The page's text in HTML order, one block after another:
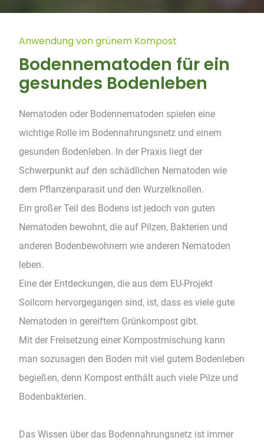
Anwendung von grünem Kompost
Bodennematoden für ein
gesundes Bodenleben
Nematoden oder Bodennematoden spielen eine
wichtige Rolle im Bodennahrungsnetz und einem
gesunden Bodenleben. In der Praxis liegt der
Schwerpunkt auf den schädlichen Nematoden wie
dem Pflanzenparasit und den Wurzelknollen.
Ein großer Teil des Bodens ist jedoch von guten
Nematoden bewohnt, die auf Pilzen, Bakterien und
anderen Bodenbewohnern wie anderen Nematoden
leben.
Eine der Entdeckungen, die aus dem EU-Projekt
Soilcom hervorgegangen sind, ist, dass es viele gute
Nematoden in gereiftem Grünkompost gibt.
Mit der Freisetzung einer Kompostmischung kann
man sozusagen den Boden mit viel gutem Bodenleben
begießen, denn Kompost enthält auch viele Pilze und
Bodenbakterien.
Das Wissen über das Bodennahrungsnetz ist immer